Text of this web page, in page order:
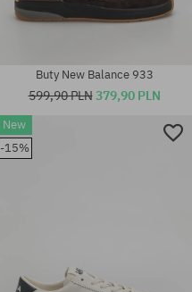
Dostępne rozmiary:
Buty New Balance 933
599,90 PLN379,90 PLN
New
-15%